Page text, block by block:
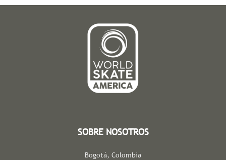
SOBRE NOSOTROS
Bogotá, Colombia